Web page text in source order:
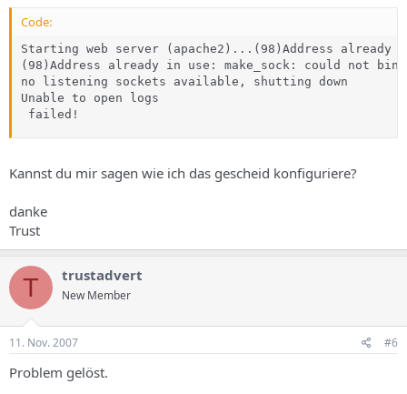
Code:
Starting web server (apache2)...(98)Address
(98)Address already in use: make_sock: could not
no listening sockets available, shutting down
Unable to open logs
failed!
Kannst du mir sagen wie ich das gescheid konfiguriere?
danke
Trust
T trustadvert
New Member
11. Nov. 2007 #6
Problem gelöst.